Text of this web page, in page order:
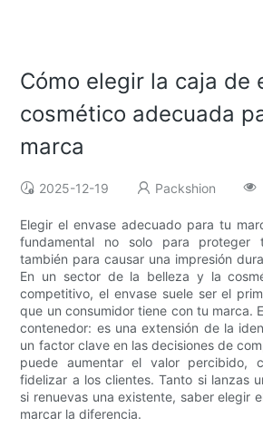
Cómo elegir la caja de
cosmético adecuada
marca
2025-12-19 Packshion
Elegir el envase adecuado para tu
fundamental no solo para proteger
también para causar una impresión
En un sector de la belleza y la
competitivo, el envase suele ser el
que un consumidor tiene con tu marca.
contenedor: es una extensión de la
un factor clave en las decisiones de
puede aumentar el valor percibido,
fidelizar a los clientes. Tanto si lanzas
si renuevas una existente, saber elegir
marcar la diferencia.